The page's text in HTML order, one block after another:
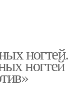
ногтей.
ногтей